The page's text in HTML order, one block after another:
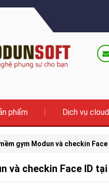
phẩm Dịch vụ cloud
gym Modun và checkin
và checkin Face ID